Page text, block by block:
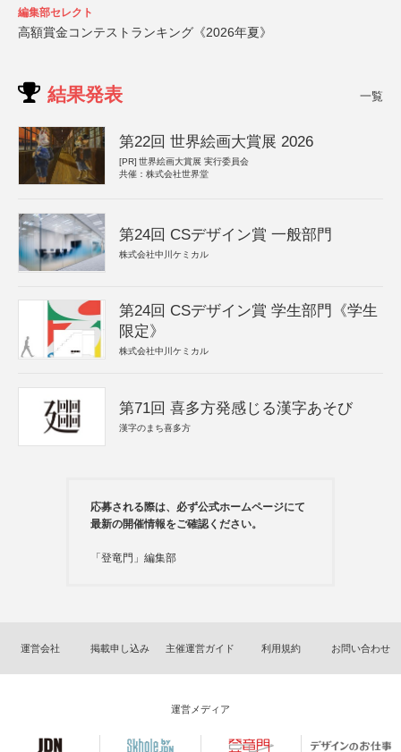
編集部セレクト
高額賞金コンテストランキング《2026年夏》
結果発表 一覧
第22回 世界絵画大賞展 2026
[PR] 世界絵画大賞展 実行委員会
共催：株式会社世界堂
第24回 CSデザイン賞 一般部門
株式会社中川ケミカル
第24回 CSデザイン賞 学生部門《学生
限定》
株式会社中川ケミカル
第71回 喜多方発感じる漢字あそび
漢字のまち喜多方
応募される際は、必ず公式ホームページにて
最新の開催情報をご確認ください。
「登竜門」編集部
運営会社 掲載申し込み 主催運営ガイド 利用規約 お問い合わせ
運営メディア